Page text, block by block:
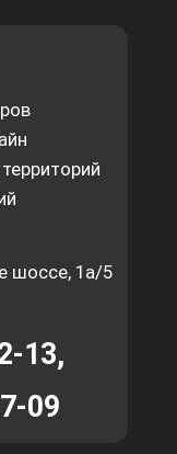
шоссе, 1а/5
13,
09